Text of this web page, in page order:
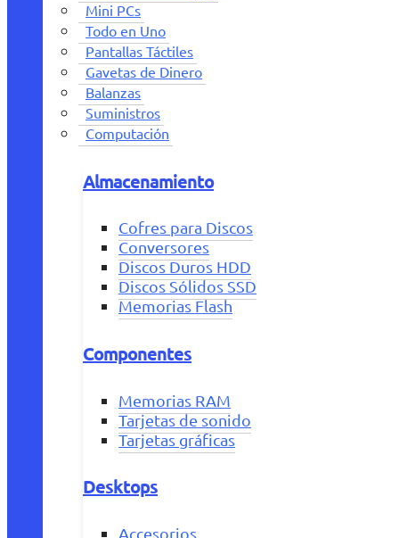
Mini PCs
Todo en Uno
Pantallas Táctiles
Gavetas de Dinero
Balanzas
Suministros
Computación
Almacenamiento
Cofres para Discos
Conversores
Discos Duros HDD
Discos Sólidos SSD
Memorias Flash
Componentes
Memorias RAM
Tarjetas de sonido
Tarjetas gráficas
Desktops
Accesorios